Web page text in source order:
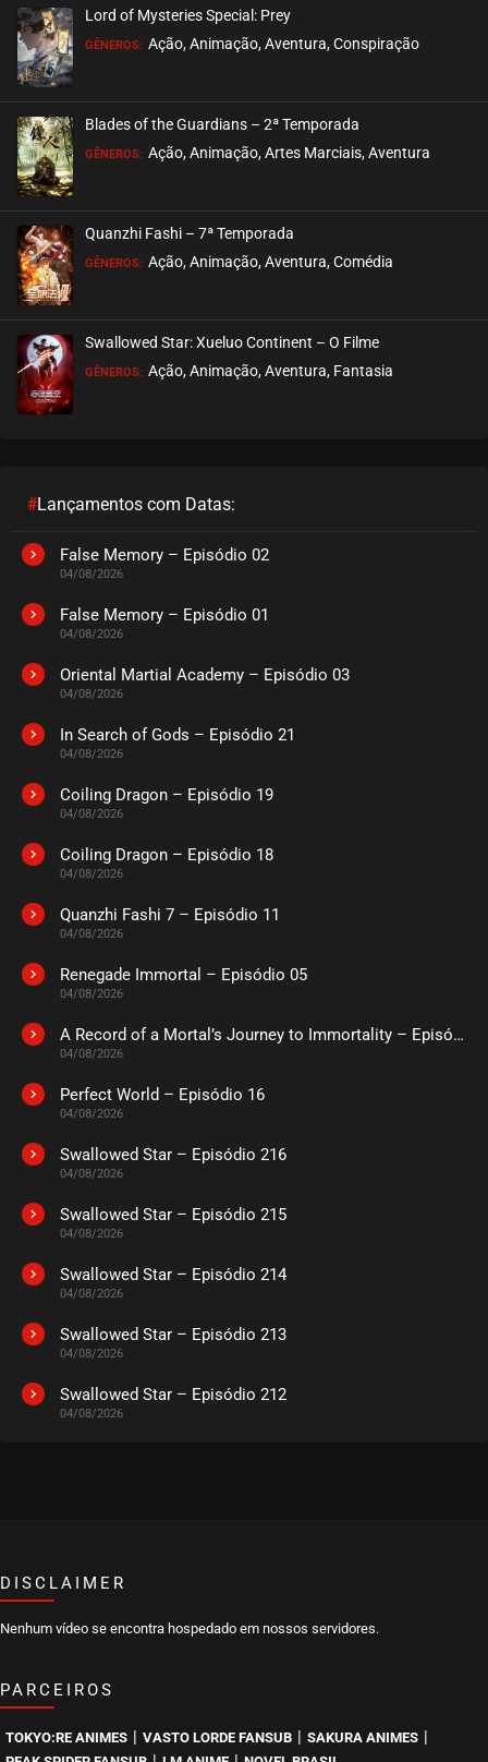
Lord of Mysteries Special: Prey
GÊNEROS: Ação, Animação, Aventura, Conspiração
Blades of the Guardians – 2ª Temporada
GÊNEROS: Ação, Animação, Artes Marciais, Aventura
Quanzhi Fashi – 7ª Temporada
GÊNEROS: Ação, Animação, Aventura, Comédia
Swallowed Star: Xueluo Continent – O Filme
GÊNEROS: Ação, Animação, Aventura, Fantasia
#Lançamentos com Datas:
False Memory – Episódio 02
04/08/2026
False Memory – Episódio 01
04/08/2026
Oriental Martial Academy – Episódio 03
04/08/2026
In Search of Gods – Episódio 21
04/08/2026
Coiling Dragon – Episódio 19
04/08/2026
Coiling Dragon – Episódio 18
04/08/2026
Quanzhi Fashi 7 – Episódio 11
04/08/2026
Renegade Immortal – Episódio 05
04/08/2026
A Record of a Mortal’s Journey to Immortality – Episódio 73
04/08/2026
Perfect World – Episódio 16
04/08/2026
Swallowed Star – Episódio 216
04/08/2026
Swallowed Star – Episódio 215
04/08/2026
Swallowed Star – Episódio 214
04/08/2026
Swallowed Star – Episódio 213
04/08/2026
Swallowed Star – Episódio 212
04/08/2026
DISCLAIMER
Nenhum vídeo se encontra hospedado em nossos servidores.
PARCEIROS
TOKYO:RE ANIMES VASTO LORDE FANSUB SAKURA ANIMES